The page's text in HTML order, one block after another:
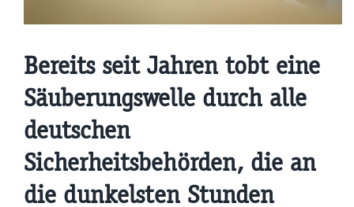
Bereits seit Jahren tobt eine
Säuberungswelle durch alle
deutschen
Sicherheitsbehörden, die an
die dunkelsten Stunden